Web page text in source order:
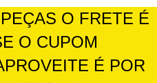
O FRETE É
O CUPOM
É POR